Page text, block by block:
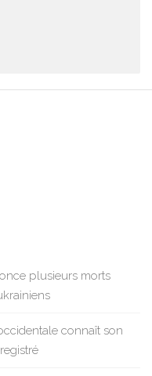
plusieurs morts
connaît son